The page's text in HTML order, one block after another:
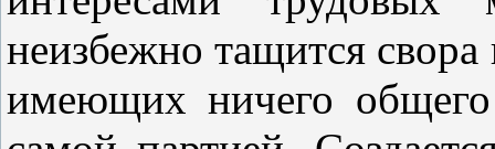
неизбежно тащится
имеющих ничего